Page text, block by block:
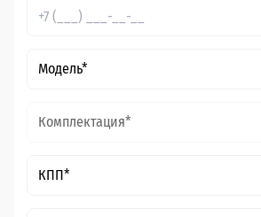
Модель*
Комплектация*
КПП*